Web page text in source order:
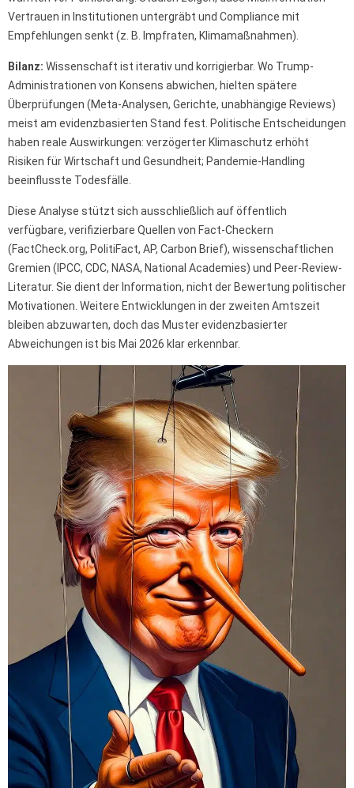
Vertrauen in Institutionen untergräbt und Compliance mit
Empfehlungen senkt (z. B. Impfraten, Klimamaßnahmen).
Bilanz: Wissenschaft ist iterativ und korrigierbar. Wo Trump-
Administrationen von Konsens abwichen, hielten spätere
Überprüfungen (Meta-Analysen, Gerichte, unabhängige Reviews)
meist am evidenzbasierten Stand fest. Politische Entscheidungen
haben reale Auswirkungen: verzögerter Klimaschutz erhöht
Risiken für Wirtschaft und Gesundheit; Pandemie-Handling
beeinflusste Todesfälle.
Diese Analyse stützt sich ausschließlich auf öffentlich
verfügbare, verifizierbare Quellen von Fact-Checkern
(FactCheck.org, PolitiFact, AP, Carbon Brief), wissenschaftlichen
Gremien (IPCC, CDC, NASA, National Academies) und Peer-Review-
Literatur. Sie dient der Information, nicht der Bewertung politischer
Motivationen. Weitere Entwicklungen in der zweiten Amtszeit
bleiben abzuwarten, doch das Muster evidenzbasierter
Abweichungen ist bis Mai 2026 klar erkennbar.